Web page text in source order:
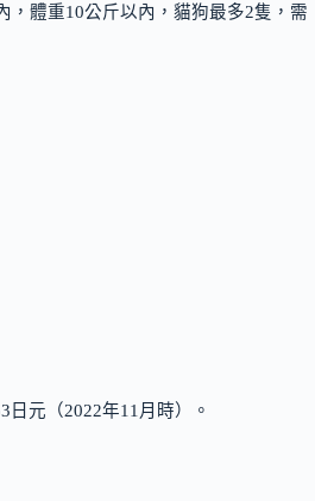
，體重10公斤以內，貓狗最多2隻，需
日元（2022年11月時）。